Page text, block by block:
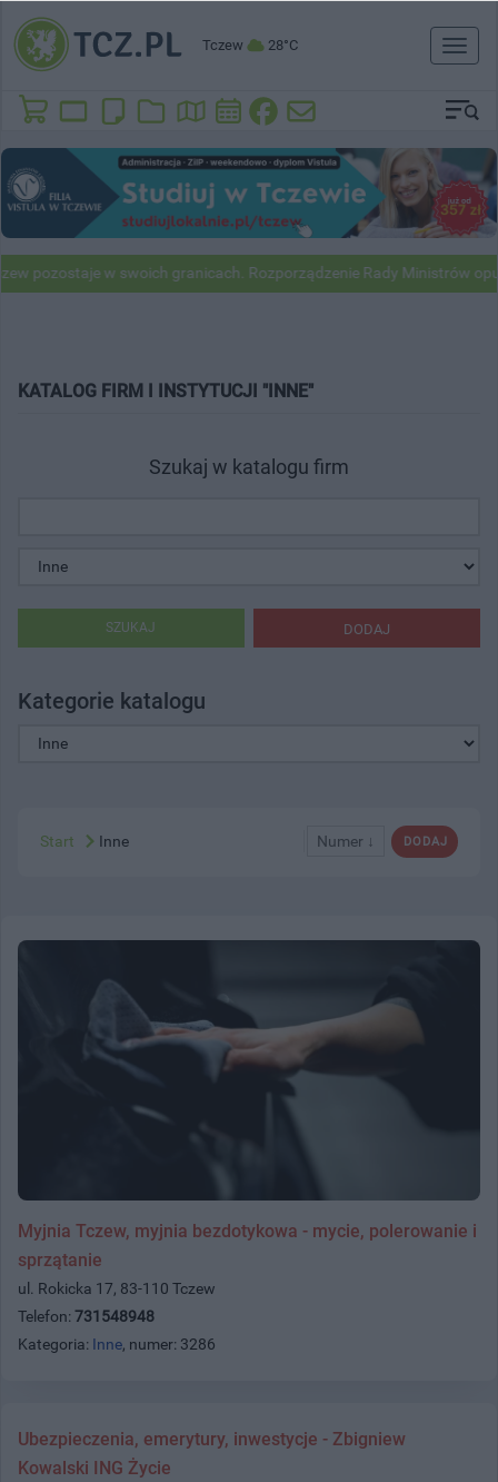
Tczew 28°C
Toggle
pozostaje w swoich granicach. Rozporządzenie Rady Ministrów
KATALOG FIRM I INSTYTUCJI "INNE"
Szukaj w katalogu firm
DODAJ
SZUKAJ
Kategorie katalogu
DODAJ
Numer ↓
Start Inne
Myjnia Tczew, myjnia bezdotykowa - mycie, polerowanie i
sprzątanie
ul. Rokicka 17, 83-110 Tczew
Telefon: 731548948
Kategoria: Inne, numer: 3286
Ubezpieczenia, emerytury, inwestycje - Zbigniew
Kowalski ING Życie